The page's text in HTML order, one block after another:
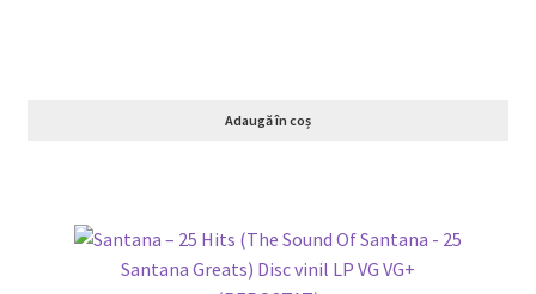
Adaugă în coș